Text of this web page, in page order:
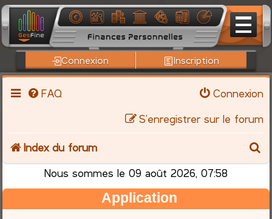
Connexion Inscription
FAQ
Connexion
S’enregistrer sur le forum
Index du forum
Nous sommes le 09 août 2026, 07:58
Application